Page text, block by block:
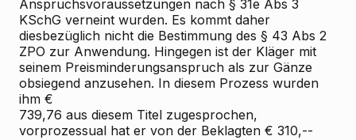
Anspruchsvoraussetzungen nach § 31e Abs 3
KSchG verneint wurden. Es kommt daher
diesbezüglich nicht die Bestimmung des § 43 Abs 2
ZPO zur Anwendung. Hingegen ist der Kläger mit
seinem Preisminderungsanspruch als zur Gänze
obsiegend anzusehen. In diesem Prozess wurden
ihm €
739,76 aus diesem Titel zugesprochen,
vorprozessual hat er von der Beklagten € 310,--